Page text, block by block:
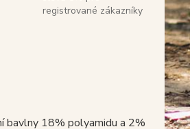
registrované zákazníky
bavlny 18% polyamidu a 2%